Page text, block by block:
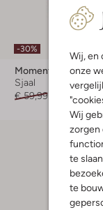
Wij, en
onze
Wij
zorgen
te
te
-30%
Moment In May.
Sjaal
€ 59,99
€ 41,99